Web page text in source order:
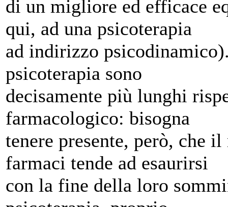
di un migliore ed efficace
qui, ad una psicoterapia
ad indirizzo
psicoterapia sono
decisamente più lunghi
farmacologico: bisogna
tenere presente, però, che
farmaci tende ad esaurirsi
con la fine della loro